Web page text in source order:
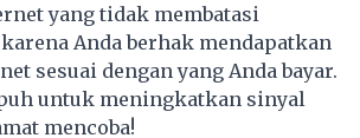
yang tidak membatasi
Anda berhak mendapatkan
sesuai dengan yang Anda bayar.
untuk meningkatkan sinyal
mencoba!